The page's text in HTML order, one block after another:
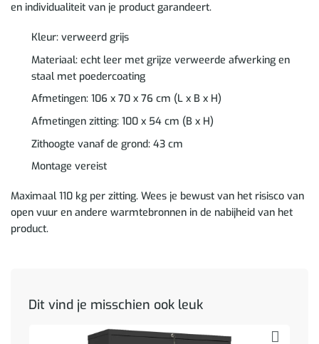
en individualiteit van je product garandeert.
Kleur: verweerd grijs
Materiaal: echt leer met grijze verweerde afwerking en
staal met poedercoating
Afmetingen: 106 x 70 x 76 cm (L x B x H)
Afmetingen zitting: 100 x 54 cm (B x H)
Zithoogte vanaf de grond: 43 cm
Montage vereist
Maximaal 110 kg per zitting. Wees je bewust van het risisco van
open vuur en andere warmtebronnen in de nabijheid van het
product.
Dit vind je misschien ook leuk